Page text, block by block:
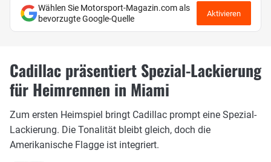
Wählen Sie Motorsport-Magazin.com als
bevorzugte Google-Quelle
Aktivieren
Cadillac präsentiert Spezial-Lackierung
für Heimrennen in Miami
Zum ersten Heimspiel bringt Cadillac prompt eine Spezial-
Lackierung. Die Tonalität bleibt gleich, doch die
Amerikanische Flagge ist integriert.